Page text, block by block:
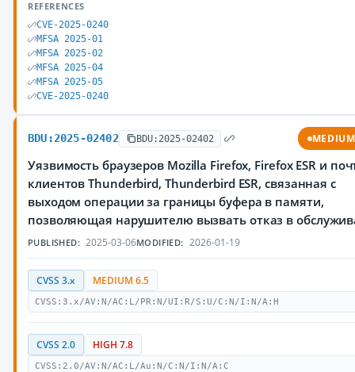
REFERENCES
CVE-2025-0240
MFSA 2025-01
MFSA 2025-02
MFSA 2025-04
MFSA 2025-05
CVE-2025-0240
BDU:2025-02402 BDU:2025-02402 MEDIUM
Уязвимость браузеров Mozilla Firefox, Firefox ESR и
клиентов Thunderbird, Thunderbird ESR, связанная с
выходом операции за границы буфера в памяти,
позволяющая нарушителю вызвать отказ в
PUBLISHED: 2025-03-06MODIFIED: 2026-01-19
CVSS 3.x MEDIUM 6.5
CVSS:3.x/AV:N/AC:L/PR:N/UI:R/S:U/C:N/I:N/A:H
CVSS 2.0 HIGH 7.8
CVSS:2.0/AV:N/AC:L/Au:N/C:N/I:N/A:C